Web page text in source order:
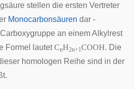
stellen die ersten Vertreter
Monocarbonsäuren dar -
an einem Alkylrest
Formel lautetCnH2n+1COOH. Die
homologen Reihe sind in der